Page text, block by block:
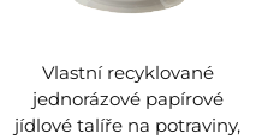
Vlastní recyklované
jednorázové papírové
jídlové talíře na potraviny,